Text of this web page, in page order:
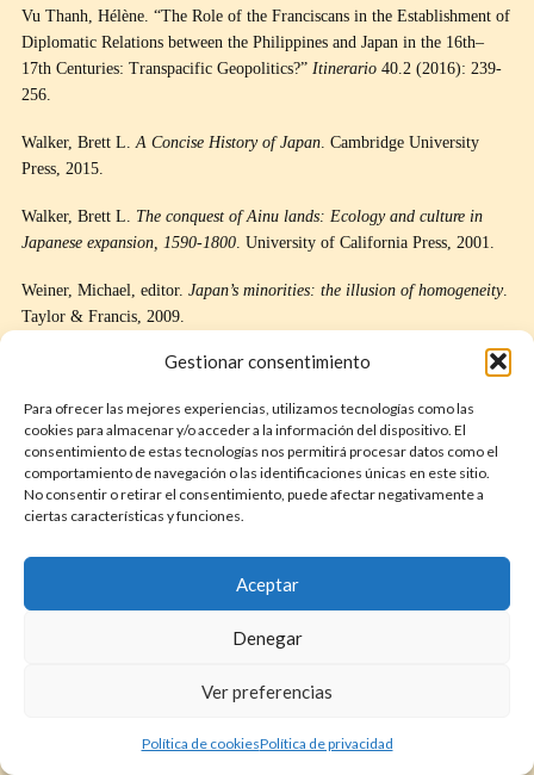
Gestionar consentimiento
Para ofrecer las mejores experiencias, utilizamos tecnologías como las
cookies para almacenar y/o acceder a la información del dispositivo. El
consentimiento de estas tecnologías nos permitirá procesar datos como el
comportamiento de navegación o las identificaciones únicas en este sitio.
No consentir o retirar el consentimiento, puede afectar negativamente a
ciertas características y funciones.
Aceptar
Denegar
Ver preferencias
Política de cookiesPolítica de privacidad
Vu Thanh, Hélène. “The Role of the Franciscans in the Establishment of
Diplomatic Relations between the Philippines and Japan in the 16th–
17th Centuries: Transpacific Geopolitics?” Itinerario 40.2 (2016): 239-
256.
Walker, Brett L.A Concise History of Japan. Cambridge University
Press, 2015.
Walker, Brett L. The conquest of Ainu lands: Ecology and culture in
Japanese expansion, 1590-1800. University of California Press, 2001.
Weiner, Michael, editor. Japan’s minorities: the illusion of homogeneity.
Taylor & Francis, 2009.
Whitney Hall, John, editor.The Cambridge History of Japan. Volume 4.
Yukihiro, Ōhashi. “New Perspectives on the Early Tokugawa
Persecution.”
Japan and Christianity: Impacts and responses
, editado
por John Breen y Mark Williams, Palgrave Macmillan UK, 1996, pág.
46-62.
坂西友秀. “鎖国前後における日本人の西洋人観・黒人観の心理—
歴史的背景.” 埼玉大学紀要. 教育学部. 教育科学 51.2 (2002): 73-95.
asistir en la investigación con tareas como resumir, traducir o encontrar